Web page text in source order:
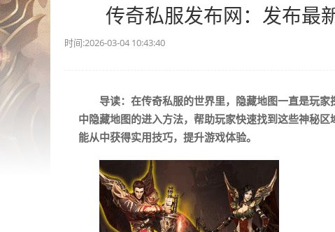
传奇私服发布网：发布最
时间:2026-03-04 10:43:40
导读：在传奇私服的世界里，隐藏地图一直是玩
中隐藏地图的进入方法，帮助玩家快速找到这些神秘
能从中获得实用技巧，提升游戏体验。